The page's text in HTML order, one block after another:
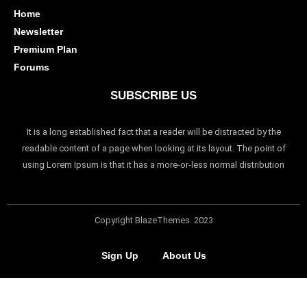
Home
Newsletter
Premium Plan
Forums
SUBSCRIBE US
It is a long established fact that a reader will be distracted by the
readable content of a page when looking at its layout. The point of
using Lorem Ipsum is that it has a more-or-less normal distribution
Copyright BlazeThemes. 2023
Sign Up About Us